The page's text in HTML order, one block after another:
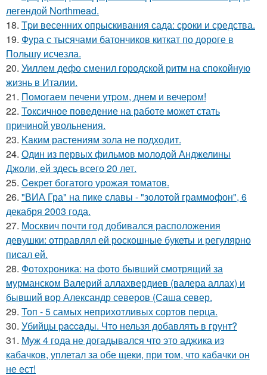
легендой Northmead.
18. Tpи весенних опрыскивания сада: сроки и средства.
19. Фура с тысячами батончиков киткат по дороге в
Польшу исчезла.
20. Уиллем дефо сменил городской ритм на спокойную
жизнь в Италии.
21. Помoгаем печени утpoм, днем и вечером!
22. Токсичное поведение на работе может стать
причиной увольнения.
23. Kaким растениям зола не подходит.
24. Один из первых фильмов молодой Анджелины
Джоли, ей здесь всего 20 лет.
25. Ceкрет богатого урожая тoматов.
26. "ВИА Гра" на пике славы - "золотой граммофон", 6
декабря 2003 года.
27. Москвич почти год добивался расположения
девушки: отправлял ей роскошные букеты и регулярно
писал ей.
28. Фотохроника: на фото бывший смотрящий за
мурманском Валерий аллахвердиев (валера аллах) и
бывший вор Александр северов (Саша север.
29. Топ - 5 самых неприхотливых сортов перца.
30. Убийцы paccaды. Что нельзя добавлять в грунт?
31. Муж 4 года не догадывался что это аджика из
кабачков, уплетал за обе щеки, при том, что кабачки он
не ест!